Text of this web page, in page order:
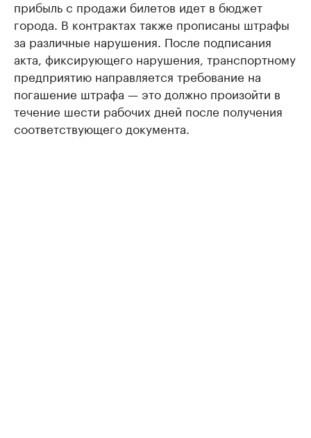
прибыль с продажи билетов идет в бюджет
города. В контрактах также прописаны штрафы
за различные нарушения. После подписания
акта, фиксирующего нарушения, транспортному
предприятию направляется требование на
погашение штрафа — это должно произойти в
течение шести рабочих дней после получения
соответствующего документа.